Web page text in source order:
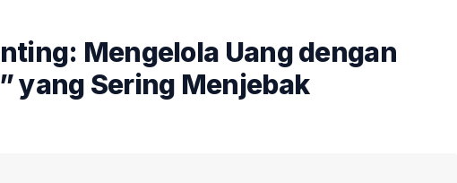
Mengelola Uang dengan
yang Sering Menjebak